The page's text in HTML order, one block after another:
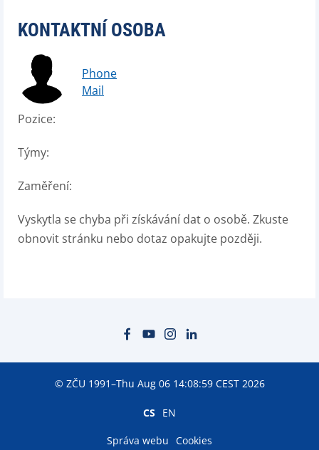
KONTAKTNÍ OSOBA
Phone
Mail
Pozice:
Týmy:
Zaměření:
Vyskytla se chyba při získávání dat o osobě. Zkuste
obnovit stránku nebo dotaz opakujte později.
© ZČU 1991–Thu Aug 06 14:08:59 CEST 2026
CS EN
Správa webu Cookies